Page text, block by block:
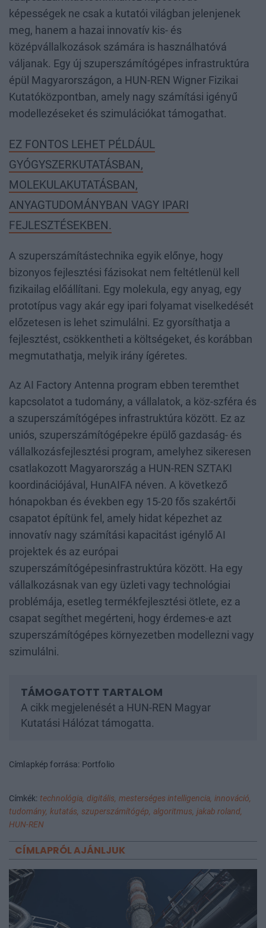
képességek ne csak a kutatói világban jelenjenek
meg, hanem a hazai innovatív kis- és
középvállalkozások számára is használhatóvá
váljanak. Egy új szuperszámítógépes infrastruktúra
épül Magyarországon, a HUN-REN Wigner Fizikai
Kutatóközpontban, amely nagy számítási igényű
modellezéseket és szimulációkat támogathat.
EZ FONTOS LEHET PÉLDÁUL
GYÓGYSZERKUTATÁSBAN,
MOLEKULAKUTATÁSBAN,
ANYAGTUDOMÁNYBAN VAGY IPARI
FEJLESZTÉSEKBEN.
A szuperszámítástechnika egyik előnye, hogy
bizonyos fejlesztési fázisokat nem feltétlenül kell
fizikailag előállítani. Egy molekula, egy anyag, egy
prototípus vagy akár egy ipari folyamat viselkedését
előzetesen is lehet szimulálni. Ez gyorsíthatja a
fejlesztést, csökkentheti a költségeket, és korábban
megmutathatja, melyik irány ígéretes.
Az AI Factory Antenna program ebben teremthet
kapcsolatot a tudomány, a vállalatok, a köz-szféra és
a szuperszámítógépes infrastruktúra között. Ez az
uniós, szuperszámítógépekre épülő gazdaság- és
vállalkozásfejlesztési program, amelyhez sikeresen
csatlakozott Magyarország a HUN-REN SZTAKI
koordinációjával, HunAIFA néven. A következő
hónapokban és években egy 15-20 fős szakértői
csapatot építünk fel, amely hidat képezhet az
innovatív nagy számítási kapacitást igénylő AI
projektek és az európai
szuperszámítógépesinfrastruktúra között. Ha egy
vállalkozásnak van egy üzleti vagy technológiai
problémája, esetleg termékfejlesztési ötlete, ez a
csapat segíthet megérteni, hogy érdemes-e azt
szuperszámítógépes környezetben modellezni vagy
szimulálni.
A cikk megjelenését a HUN-REN Magyar
Kutatási Hálózat támogatta.
Címlapkép forrása: Portfolio
Címkék: technológia, digitális, mesterséges intelligencia, innováció,
tudomány, kutatás, szuperszámítógép, algoritmus, jakab roland,
HUN-REN
CÍMLAPRÓL AJÁNLJUK